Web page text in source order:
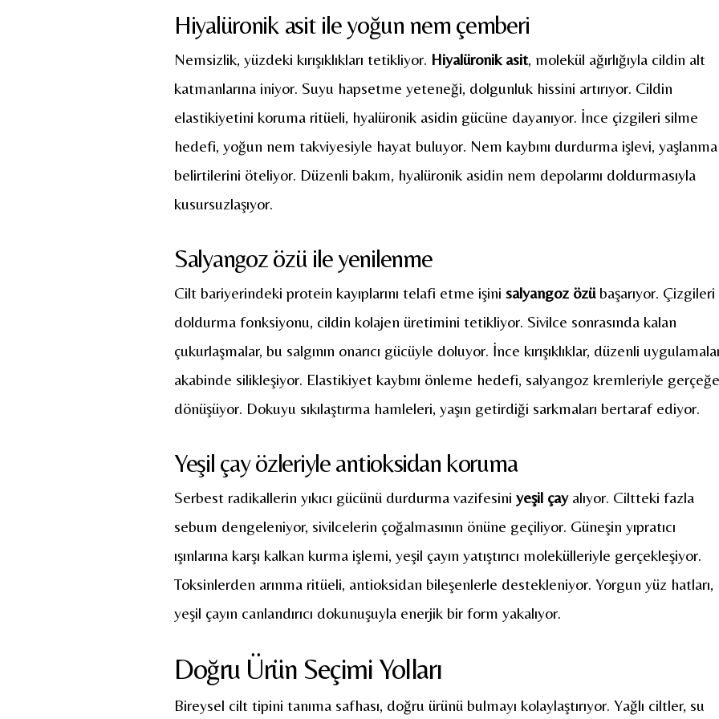
Hiyalüronik asit ile yoğun nem çemberi
Nemsizlik, yüzdeki kırışıklıkları tetikliyor. Hiyalüronik asit , molekül ağırlığıyla cildin alt
katmanlarına iniyor. Suyu hapsetme yeteneği, dolgunluk hissini artırıyor. Cildin
elastikiyetini koruma ritüeli, hyalüronik asidin gücüne dayanıyor. İnce çizgileri silme
hedefi, yoğun nem takviyesiyle hayat buluyor. Nem kaybını durdurma işlevi, yaşlanma
belirtilerini öteliyor. Düzenli bakım, hyalüronik asidin nem depolarını doldurmasıyla
kusursuzlaşıyor.
Salyangoz özü ile yenilenme
Cilt bariyerindeki protein kayıplarını telafi etme işini salyangoz özü başarıyor. Çizgileri
doldurma fonksiyonu, cildin kolajen üretimini tetikliyor. Sivilce sonrasında kalan
çukurlaşmalar, bu salgının onarıcı gücüyle doluyor. İnce kırışıklıklar, düzenli
akabinde silikleşiyor. Elastikiyet kaybını önleme hedefi, salyangoz kremleriyle gerçeğe
dönüşüyor. Dokuyu sıkılaştırma hamleleri, yaşın getirdiği sarkmaları bertaraf ediyor.
Yeşil çay özleriyle antioksidan koruma
Serbest radikallerin yıkıcı gücünü durdurma vazifesini yeşil çayalıyor. Ciltteki fazla
sebum dengeleniyor, sivilcelerin çoğalmasının önüne geçiliyor. Güneşin yıpratıcı
ışınlarına karşı kalkan kurma işlemi, yeşil çayın yatıştırıcı molekülleriyle gerçekleşiyor.
Toksinlerden arınma ritüeli, antioksidan bileşenlerle destekleniyor. Yorgun yüz hatları,
yeşil çayın canlandırıcı dokunuşuyla enerjik bir form yakalıyor.
Doğru Ürün Seçimi Yolları
Bireysel cilt tipini tanıma safhası, doğru ürünü bulmayı kolaylaştırıyor. Yağlı ciltler, su